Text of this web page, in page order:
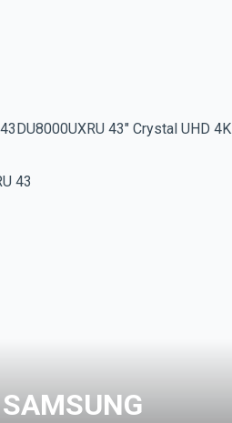
43" Crystal UHD 4K